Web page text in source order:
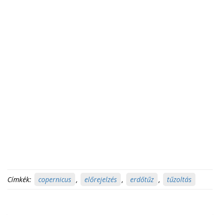
Címkék: copernicus , előrejelzés , erdőtűz , tűzoltás